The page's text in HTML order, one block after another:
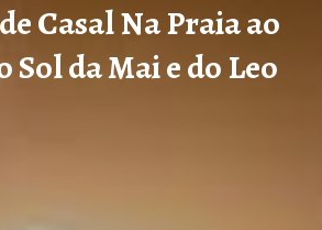
Casal Na Praia ao
Sol da Mai e do Leo